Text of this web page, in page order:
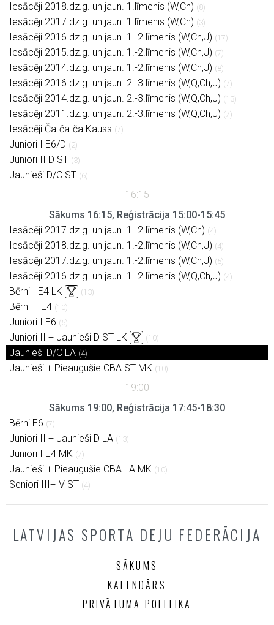
Iesācēji 2018.dz.g. un jaun. 1.līmenis (W,Ch) (8)
Iesācēji 2017.dz.g. un jaun. 1.līmenis (W,Ch) (3)
Iesācēji 2016.dz.g. un jaun. 1.-2.līmenis (W,Ch,J) (17)
Iesācēji 2015.dz.g. un jaun. 1.-2.līmenis (W,Ch,J) (7)
Iesācēji 2014.dz.g. un jaun. 1.-2.līmenis (W,Ch,J) (8)
Iesācēji 2016.dz.g. un jaun. 2.-3.līmenis (W,Q,Ch,J) (7)
Iesācēji 2014.dz.g. un jaun. 2.-3.līmenis (W,Q,Ch,J) (13)
Iesācēji 2011.dz.g. un jaun. 2.-3.līmenis (W,Q,Ch,J) (7)
Iesācēji Ča-ča-ča Kauss (7)
Juniori I E6/D (2)
Juniori II D ST (3)
Jaunieši D/C ST (6)
Sākums 16:15, Reģistrācija 15:00-15:45
Iesācēji 2017.dz.g. un jaun. 1.-2.līmenis (W,Ch) (4)
Iesācēji 2018.dz.g. un jaun. 1.-2.līmenis (W,Ch,J) (4)
Iesācēji 2017.dz.g. un jaun. 1.-2.līmenis (W,Ch,J) (5)
Iesācēji 2016.dz.g. un jaun. 1.-2.līmenis (W,Q,Ch,J) (4)
Bērni I E4 LK (13)
Bērni II E4 (10)
Juniori I E6 (5)
Juniori II + Jaunieši D ST LK (10)
Jaunieši D/C LA (4)
Jaunieši + Pieaugušie CBA ST MK (10)
Sākums 19:00, Reģistrācija 17:45-18:30
Bērni E6 (7)
Juniori II + Jaunieši D LA (13)
Juniori I E4 MK (7)
Jaunieši + Pieaugušie CBA LA MK (10)
Seniori III+IV ST (4)
LATVIJAS SPORTA DEJU FEDERĀCIJA
SĀKUMS
KALENDĀRS
PRIVĀTUMA POLITIKA